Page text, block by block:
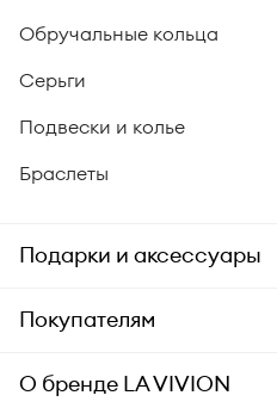
Обручальные кольца
Серьги
Подвески и колье
Браслеты
Подарки и аксессуары
Подарки
Уход за украшениями
Покупателям
Заказ и оплата
О бренде LA VIVION